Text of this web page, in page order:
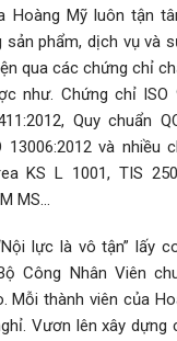
Hoàng Mỹ luôn tận
phẩm, dịch vụ và
qua các chứng chỉ
như. Chứng chỉ ISO
Quy chuẩn
13006:2012 và nhiều
KS L 1001, TIS
MS…
lực là vô tận” lấy
Công Nhân Viên
Mỗi thành viên của
Vươn lên xây dựng